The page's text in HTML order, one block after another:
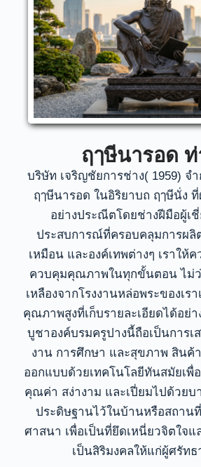
ฤๅษีนารอด
บริษัท เจริญชัยการช่าง( 1959) จ
ฤๅษีนารอด ในอิริยาบถ ฤๅษีนั่ง
อย่างประณีตโดยช่างฝีมือผู้เ
ประสบการณ์ที่ครอบคลุมการผลิ
เหมือน และองค์เทพต่างๆ เราให้
ควบคุมคุณภาพในทุกขั้นตอน ไม่
เหลืองจากโรงงานหล่อพระของเร
คุณภาพสูงที่เก็บรายละเอียดได้อย่
บูชาองค์บรมครูปางนี้ถือเป็นการเ
งาน การศึกษา และสุขภาพ สินค้
ออกแบบด้วยเทคโนโลยีทันสมัยเพื่
คุณค่า สง่างาม และเปี่ยมไปด้วยบ
ประดิษฐานไว้ในบ้านหรือสถาน
ศาสนา เพื่อเป็นที่ยึดเหนี่ยวจิตใจแ
เป็นสิริมงคลให้แก่ผู้ศรัท